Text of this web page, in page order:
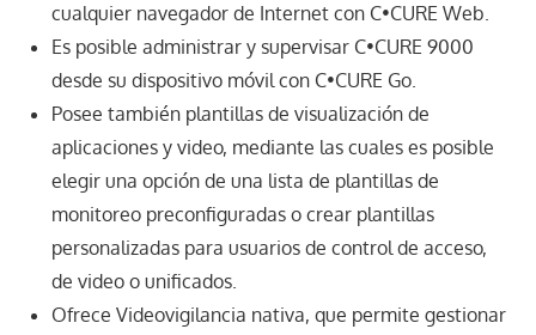
cualquier navegador de Internet con C•CURE Web.
Es posible administrar y supervisar C•CURE 9000
desde su dispositivo móvil con C•CURE Go.
Posee también plantillas de visualización de
aplicaciones y video, mediante las cuales es posible
elegir una opción de una lista de plantillas de
monitoreo preconfiguradas o crear plantillas
personalizadas para usuarios de control de acceso,
de video o unificados.
Ofrece Videovigilancia nativa, que permite gestionar